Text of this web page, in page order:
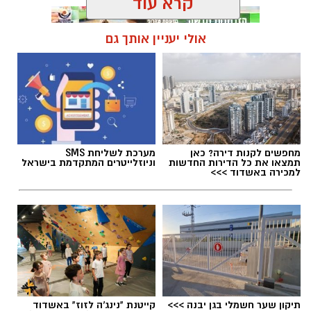
תגים:בוי ג'ורג'
אולי יעניין אותך גם
מחפשים לקנות דירה? כאן
תמצאו את כל הדירות החדשות
למכירה באשדוד >>>
מערכת לשליחת SMS
וניוזלייטרים המתקדמת בישראל
תיקון שער חשמלי בגן יבנה >>> קייטנת "נינג'ה לזוז" באשדוד